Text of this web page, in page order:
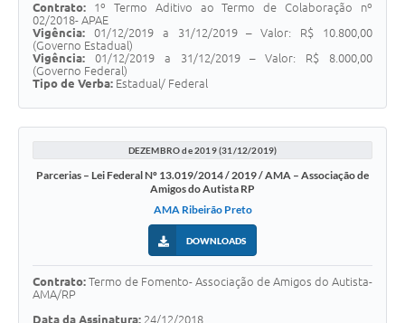
Contrato: 1º Termo Aditivo ao Termo de Colaboração nº
02/2018- APAE
Vigência: 01/12/2019 a 31/12/2019 – Valor: R$ 10.800,00
(Governo Estadual)
Vigência: 01/12/2019 a 31/12/2019 – Valor: R$ 8.000,00
(Governo Federal)
Tipo de Verba: Estadual/ Federal
DEZEMBRO de 2019 (31/12/2019)
Parcerias – Lei Federal Nº 13.019/2014 / 2019 / AMA – Associação de
Amigos do Autista RP
AMA Ribeirão Preto
DOWNLOADS
Contrato: Termo de Fomento- Associação de Amigos do Autista-
AMA/RP
Data da Assinatura: 24/12/2018